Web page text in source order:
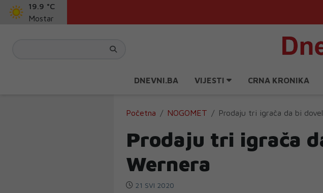
19.9 °C
Mostar
DNEVNI.BA VIJESTI CRNA KRONIKA
Početna NOGOMET Prodaju tri igrača da bi
Prodaju tri igrača
Wernera
21 SVI 2020